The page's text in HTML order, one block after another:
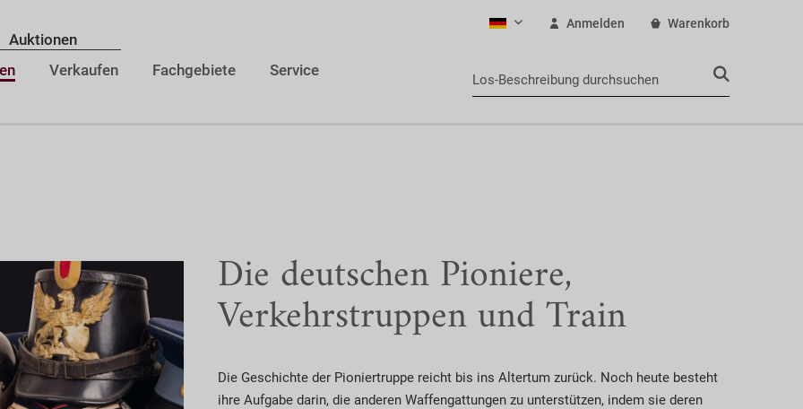
Auktionen
Verkaufen Fachgebiete Service
Deutsch Anmelden Warenkorb
Die deutschen Pioniere,
Verkehrstruppen und Train
Die Geschichte der Pioniertruppe reicht bis ins Altertum zurück. Noch heute besteht
ihre Aufgabe darin, die anderen Waffengattungen zu unterstützen, indem sie deren